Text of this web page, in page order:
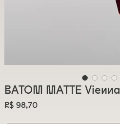
BATOM MATTE Vienna
R$ 98,70Preço